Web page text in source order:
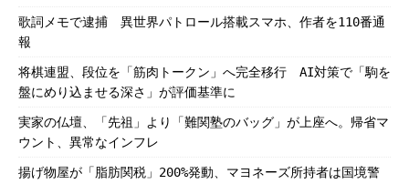
歌詞メモで逮捕 異世界パトロール搭載スマホ、作者を110番通
報
将棋連盟、段位を「筋肉トークン」へ完全移行 AI対策で「駒を
盤にめり込ませる深さ」が評価基準に
実家の仏壇、「先祖」より「難関塾のバッグ」が上座へ。帰省マ
ウント、異常なインフレ
揚げ物屋が「脂肪関税」200%発動、マヨネーズ所持者は国境警